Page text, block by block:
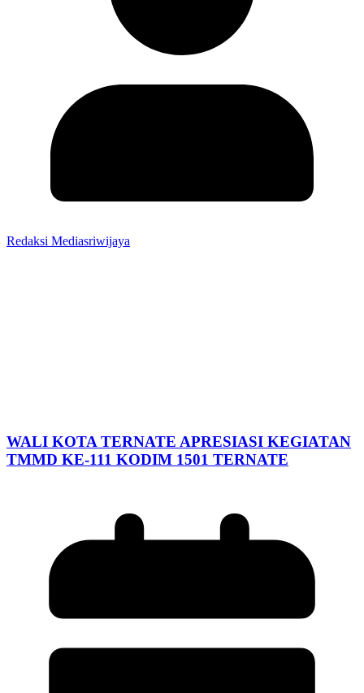
Redaksi Mediasriwijaya
WALI KOTA TERNATE APRESIASI KEGIATAN
TMMD KE-111 KODIM 1501 TERNATE